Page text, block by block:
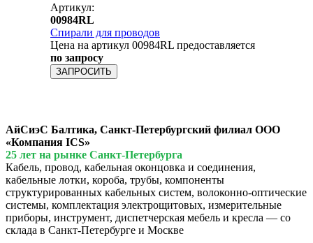
Артикул:
00984RL
Спирали для проводов
Цена на артикул 00984RL предоставляется
по запросу
ЗАПРОСИТЬ
АйСиэС Балтика, Санкт-Петербургский филиал ООО
«Компания ICS»
25 лет на рынке Санкт-Петербурга
Кабель, провод, кабельная оконцовка и соединения,
кабельные лотки, короба, трубы, компоненты
структурированных кабельных систем, волоконно-оптические
системы, комплектация электрощитовых, измерительные
приборы, инструмент, диспетчерская мебель и кресла — со
склада в Санкт-Петербурге и Москве